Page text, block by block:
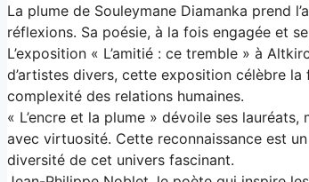
La plume de Souleymane Diamanka prend
réflexions. Sa poésie, à la fois engagée et
L’exposition « L’amitié : ce tremble » à
d’artistes divers, cette exposition célèbre
complexité des relations humaines.
« L’encre et la plume » dévoile ses
avec virtuosité. Cette reconnaissance est
diversité de cet univers fascinant.